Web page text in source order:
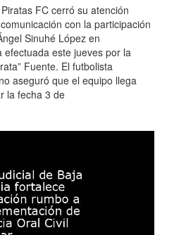
FC cerró su atención
con la participación
Sinuhé López en
este jueves por la
Fuente. El futbolista
aseguró que el equipo llega
la fecha 3 de